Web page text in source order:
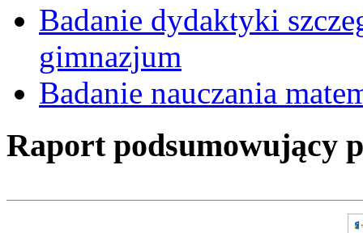
Badanie dydaktyki
gimnazjum
Badanie nauczania
Raport podsumowujący